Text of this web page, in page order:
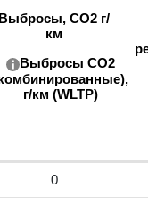
Выбросы, CO2 г/
км
Выбросы CO2
г/км (WLTP)
0